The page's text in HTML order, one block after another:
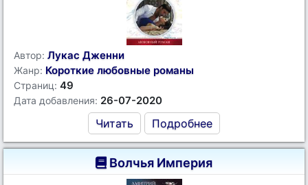
Автор: Лукас Дженни
Жанр: Короткие любовные романы
Страниц: 49
Дата добавления: 26-07-2020
Читать Подробнее
Волчья Империя